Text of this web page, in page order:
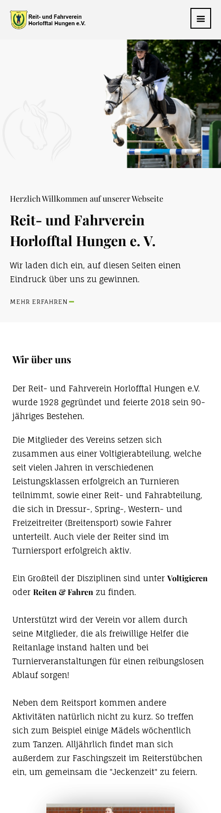
Herzlich Willkommen auf unserer Webseite
Reit- und Fahrverein
Horlofftal Hungen e. V.
Wir laden dich ein, auf diesen Seiten einen
Eindruck über uns zu gewinnen.
MEHR ERFAHREN
Wir über uns
Der Reit- und Fahrverein Horlofftal Hungen e.V.
wurde 1928 gegründet und feierte 2018 sein 90-
jähriges Bestehen.
Die Mitglieder des Vereins setzen sich
zusammen aus einer Voltigierabteilung, welche
seit vielen Jahren in verschiedenen
Leistungsklassen erfolgreich an Turnieren
teilnimmt, sowie einer Reit- und Fahrabteilung,
die sich in Dressur-, Spring-, Western- und
Freizeitreiter (Breitensport) sowie Fahrer
unterteilt. Auch viele der Reiter sind im
Turniersport erfolgreich aktiv.
Ein Großteil der Disziplinen sind unter Voltigieren
oder Reiten & Fahren zu finden.
Unterstützt wird der Verein vor allem durch
seine Mitglieder, die als freiwillige Helfer die
Reitanlage instand halten und bei
Turnierveranstaltungen für einen reibungslosen
Ablauf sorgen!
Neben dem Reitsport kommen andere
Aktivitäten natürlich nicht zu kurz. So treffen
sich zum Beispiel einige Mädels wöchentlich
zum Tanzen. Alljährlich findet man sich
außerdem zur Faschingszeit im Reiterstübchen
ein, um gemeinsam die "Jeckenzeit" zu feiern.